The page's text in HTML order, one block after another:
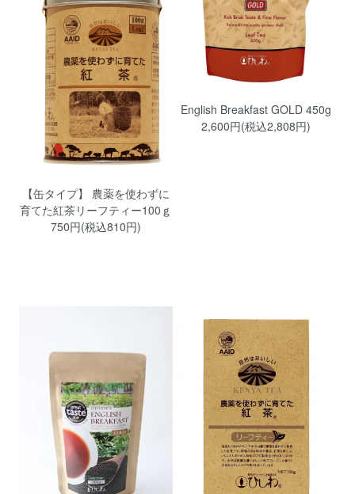
【缶タイプ】 農薬を使わずに
育てた紅茶リーフティー100ｇ
750円(税込810円)
English Breakfast GOLD 450g
2,600円(税込2,808円)